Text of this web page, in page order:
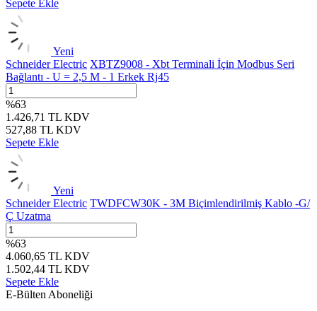
Sepete Ekle
Yeni
Schneider Electric XBTZ9008 - Xbt Terminali İçin Modbus Seri
Bağlantı - U = 2,5 M - 1 Erkek Rj45
%63
1.426,71 TL KDV
527,88 TL KDV
Sepete Ekle
Yeni
Schneider Electric TWDFCW30K - 3M Biçimlendirilmiş Kablo -G/
Ç Uzatma
%63
4.060,65 TL KDV
1.502,44 TL KDV
Sepete Ekle
E-Bülten Aboneliği